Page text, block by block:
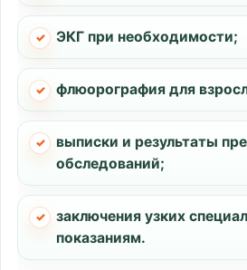
ЭКГ при необходимости;
флюорография для
выписки и результаты
обследований;
заключения узких
показаниям.